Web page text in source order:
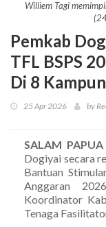
Williem Tagi
Pemkab
TFL BSPS
Di 8
25 Apr 2026 by
SALAM PAPUA
Dogiyai secara
Bantuan
Anggaran
Koordinator
Tenaga